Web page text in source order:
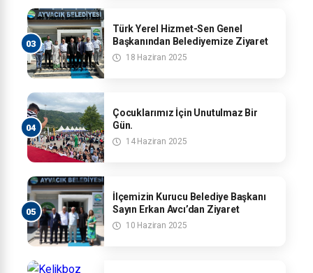
Türk Yerel Hizmet-Sen Genel
Başkanından Belediyemize Ziyaret
18 Haziran 2025
Çocuklarımız İçin Unutulmaz Bir
Gün.
14 Haziran 2025
İlçemizin Kurucu Belediye Başkanı
Sayın Erkan Avcı’dan Ziyaret
10 Haziran 2025